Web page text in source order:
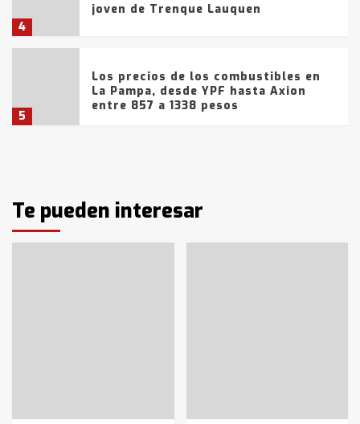
4
joven de Trenque Lauquen
5
Los precios de los combustibles en
La Pampa, desde YPF hasta Axion
entre 857 a 1338 pesos
6
de la provincia
T.Lauquen: tres jóvenes que
Te pueden interesar